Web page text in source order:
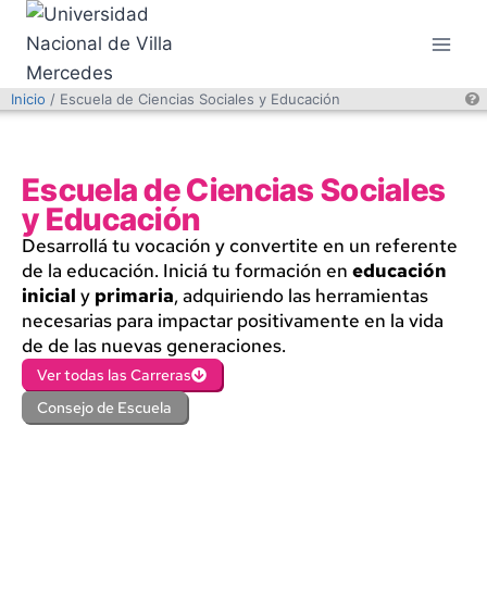
Inicio / Escuela de Ciencias Sociales y Educación
Escuela de Ciencias Sociales
y Educación
Desarrollá tu vocación y convertite en un referente
de la educación. Iniciá tu formación en educación
inicial y primaria, adquiriendo las herramientas
necesarias para impactar positivamente en la vida
de de las nuevas generaciones.
Ver todas las Carreras
Consejo de Escuela